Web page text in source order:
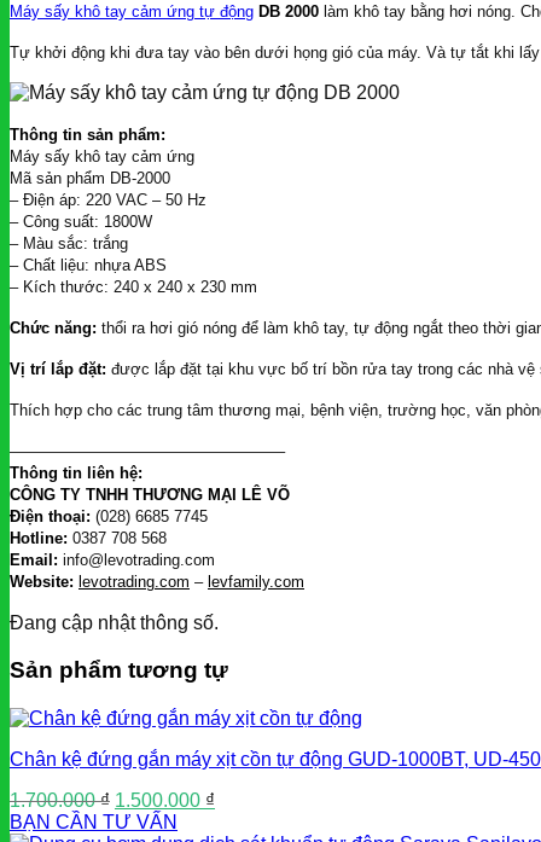
Máy sấy khô tay cảm ứng tự động DB 2000 làm khô tay bằng hơi nóng.
Tự khởi động khi đưa tay vào bên dưới họng gió của máy. Và tự tắt khi
Thông tin sản phẩm:
Máy sấy khô tay cảm ứng
Mã sản phẩm DB-2000
– Điện áp: 220 VAC – 50 Hz
– Công suất: 1800W
– Màu sắc: trắng
– Chất liệu: nhựa ABS
– Kích thước: 240 x 240 x 230 mm
Chức năng: thổi ra hơi gió nóng để làm khô tay, tự động ngắt theo thời
Vị trí lắp đặt: được lắp đặt tại khu vực bố trí bồn rửa tay trong các nhà vệ
Thích hợp cho các trung tâm thương mại, bệnh viện, trường học, văn
—————————————————–
Thông tin liên hệ:
CÔNG TY TNHH THƯƠNG MẠI LÊ VÕ
Điện thoại: (028) 6685 7745
Hotline: 0387 708 568
Email: info@levotrading.com
Website: levotrading.com – levfamily.com
Đang cập nhật thông số.
Sản phẩm tương tự
Chân kệ đứng gắn máy xịt cồn tự động GUD-1000BT, UD-
1.700.000₫ Giá
gốc
1.500.000 ₫
BẠN CẦN TƯ VẤN